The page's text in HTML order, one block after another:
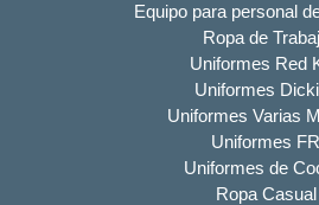
Equipo para personal
Ropa de
Uniformes Red
Uniformes
Uniformes Varias
Uniformes FR
Uniformes de
Ropa Casual